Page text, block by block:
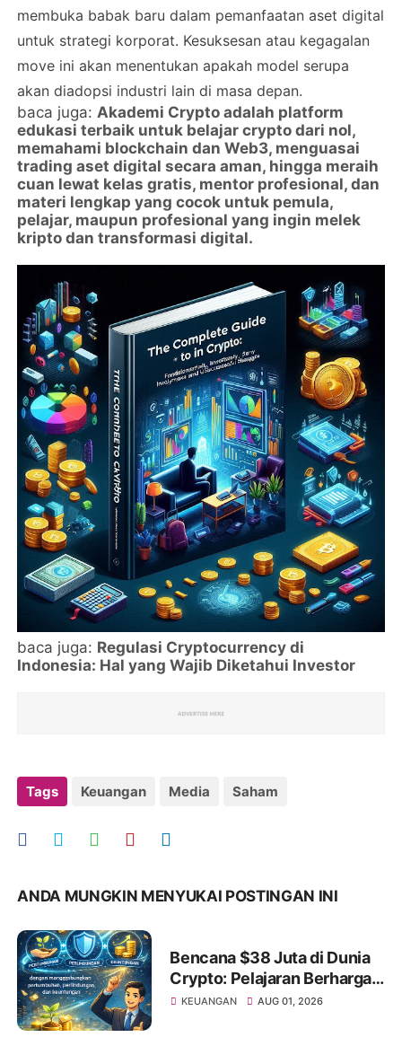
membuka babak baru dalam pemanfaatan aset digital
untuk strategi korporat. Kesuksesan atau kegagalan
move ini akan menentukan apakah model serupa
akan diadopsi industri lain di masa depan.
baca juga: Akademi Crypto adalah platform
edukasi terbaik untuk belajar crypto dari nol,
memahami blockchain dan Web3, menguasai
trading aset digital secara aman, hingga meraih
cuan lewat kelas gratis, mentor profesional, dan
materi lengkap yang cocok untuk pemula,
pelajar, maupun profesional yang ingin melek
kripto dan transformasi digital.
baca juga: Regulasi Cryptocurrency di
Indonesia: Hal yang Wajib Diketahui Investor
Tags Keuangan Media Saham
ANDA MUNGKIN MENYUKAI POSTINGAN INI
Bencana $38 Juta di Dunia
Crypto: Pelajaran Berharga
bagi Investor Saham Pemula
KEUANGAN AUG 01, 2026